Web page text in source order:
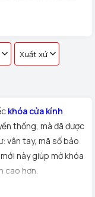
Xuất xứ
khóa cửa kính
thống, mà đã được
vân tay, mã số bảo
này giúp mở khóa
cao hơn.